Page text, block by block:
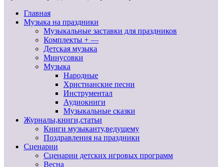
Главная
Музыка на праздники
Музыкальные заставки для праздников
Комплекты + —
Детская музыка
Минусовки
Музыка
Народные
Христианские песни
Инструментал
Аудиокниги
Музыкальные сказки
Журналы,книги,статьи
Книги музыканту,ведущему
Поздравления на праздники
Сценарии
Сценарии детских игровых программ
Весна